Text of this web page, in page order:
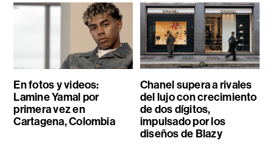
En fotos y videos:
Lamine Yamal por
primera vez en
Cartagena, Colombia
Chanel supera a rivales
del lujo con crecimiento
de dos dígitos,
impulsado por los
diseños de Blazy